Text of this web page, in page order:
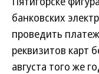
банковских
проведить
реквизитов карт
августа того же